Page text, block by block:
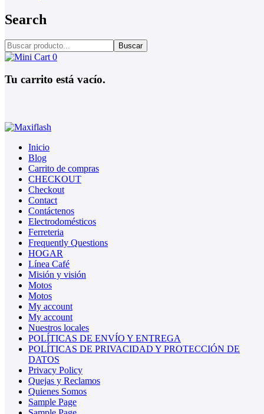
Search
Buscar
0
Tu carrito está vacío.
Inicio
Blog
Carrito de compras
CHECKOUT
Checkout
Contact
Contáctenos
Electrodomésticos
Ferreteria
Frequently Questions
HOGAR
Línea Café
Misión y visión
Motos
Motos
My account
My account
Nuestros locales
POLÍTICAS DE ENVÍO Y ENTREGA
POLÍTICAS DE PRIVACIDAD Y PROTECCIÓN DE
DATOS
Privacy Policy
Quejas y Reclamos
Quienes Somos
Sample Page